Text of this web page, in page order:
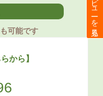
可能です
から】